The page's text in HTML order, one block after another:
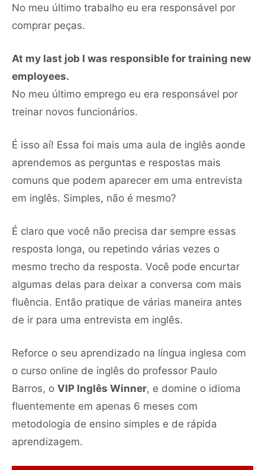
No meu último trabalho eu era responsável por
comprar peças.
At my last job I was responsible for training new
employees.
No meu último emprego eu era responsável por
treinar novos funcionários.
É isso aí! Essa foi mais uma aula de inglês aonde
aprendemos as perguntas e respostas mais
comuns que podem aparecer em uma entrevista
em inglês. Simples, não é mesmo?
É claro que você não precisa dar sempre essas
resposta longa, ou repetindo várias vezes o
mesmo trecho da resposta. Você pode encurtar
algumas delas para deixar a conversa com mais
fluência. Então pratique de várias maneira antes
de ir para uma entrevista em inglês.
Reforce o seu aprendizado na língua inglesa com
o curso online de inglês do professor Paulo
Barros, o VIP Inglês Winner, e domine o idioma
fluentemente em apenas 6 meses com
metodologia de ensino simples e de rápida
aprendizagem.